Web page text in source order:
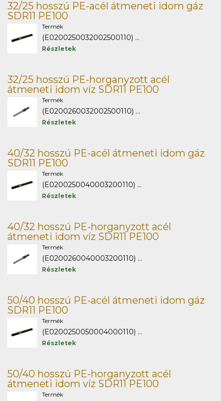
32/25 hosszú PE-acél átmeneti idom gáz
SDR11 PE100
Termék
(E0200250032002500110) ...
Részletek
32/25 hosszú PE-horganyzott acél
átmeneti idom víz SDR11 PE100
Termék
(E0200260032002500110) ...
Részletek
40/32 hosszú PE-acél átmeneti idom gáz
SDR11 PE100
Termék
(E0200250040003200110) ...
Részletek
40/32 hosszú PE-horganyzott acél
átmeneti idom víz SDR11 PE100
Termék
(E0200260040003200110) ...
Részletek
50/40 hosszú PE-acél átmeneti idom gáz
SDR11 PE100
Termék
(E0200250050004000110) ...
Részletek
50/40 hosszú PE-horganyzott acél
átmeneti idom víz SDR11 PE100
Termék